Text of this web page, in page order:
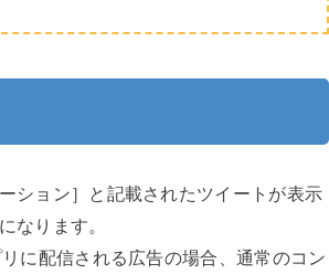
ション］と記載されたツイートが表示
なります。
に配信される広告の場合、通常のコン